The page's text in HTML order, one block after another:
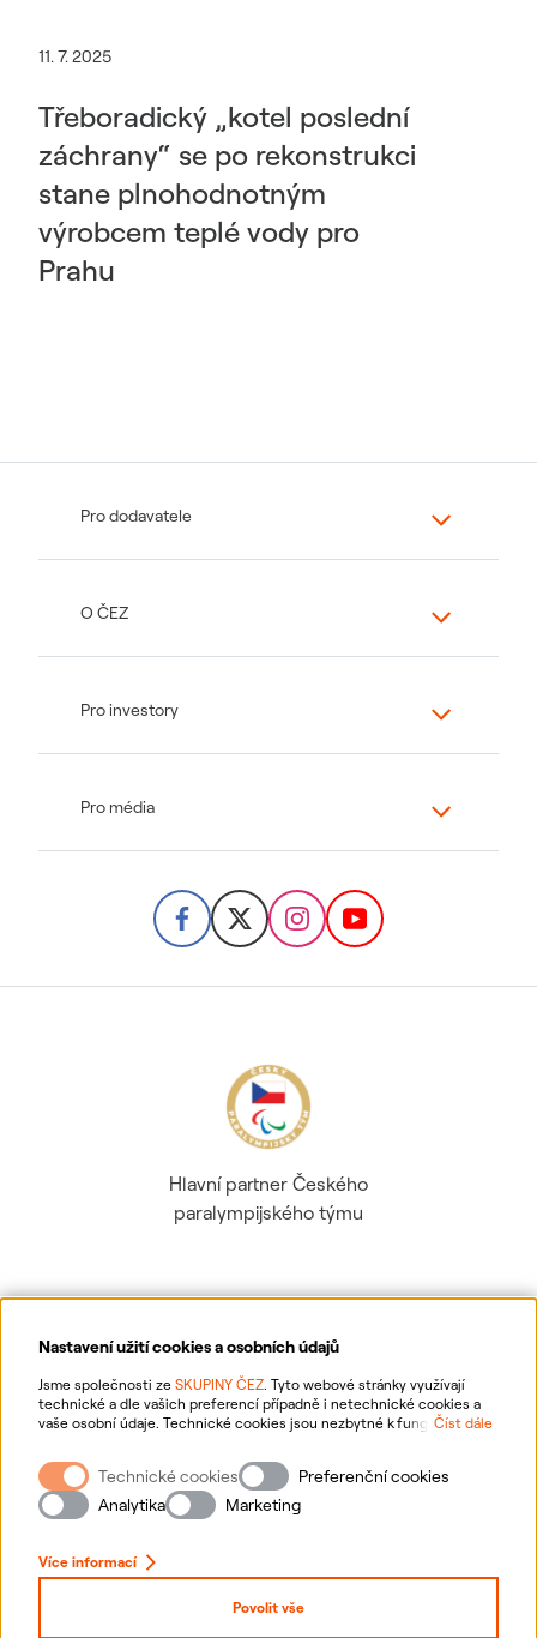
Nastavení užití cookies a osobních údajů
Jsme společnosti ze SKUPINY ČEZ. Tyto webové stránky využívají
technické a dle vašich preferencí případně i netechnické cookies a
vaše osobní údaje. Technické cookies jsou nezbytné k fungování
webové stránky vašim preferencím, k personalizaci reklam a analytice.
Pro sběr a zpracování netechnických cookies a vašich osobních údajů
nám můžete udělit souhlas. Bližší informace o vašich právech,
zpracování osobních údajů, včetně možnosti odvolání udělených
Číst dále
Technické cookies
Preferenční cookies
Analytika
Marketing
Více informací
Povolit vše
11. 7. 2025
Třeboradický „kotel poslední
záchrany“ se po rekonstrukci
stane plnohodnotným
výrobcem teplé vody pro
Prahu
Pro dodavatele
O ČEZ
Pro investory
Pro média
Hlavní partner Českého
paralympijského týmu
Ochrana osobních údajů
Informace o webu
Nastavení cookies
Přihlásit se